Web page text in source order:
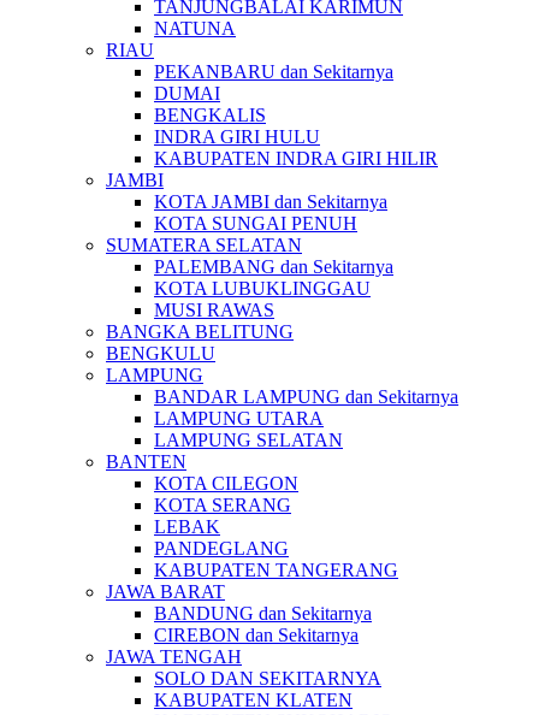
TANJUNGBALAI KARIMUN
NATUNA
RIAU
PEKANBARU dan Sekitarnya
DUMAI
BENGKALIS
INDRA GIRI HULU
KABUPATEN INDRA GIRI HILIR
JAMBI
KOTA JAMBI dan Sekitarnya
KOTA SUNGAI PENUH
SUMATERA SELATAN
PALEMBANG dan Sekitarnya
KOTA LUBUKLINGGAU
MUSI RAWAS
BANGKA BELITUNG
BENGKULU
LAMPUNG
BANDAR LAMPUNG dan Sekitarnya
LAMPUNG UTARA
LAMPUNG SELATAN
BANTEN
KOTA CILEGON
KOTA SERANG
LEBAK
PANDEGLANG
KABUPATEN TANGERANG
JAWA BARAT
BANDUNG dan Sekitarnya
CIREBON dan Sekitarnya
JAWA TENGAH
SOLO DAN SEKITARNYA
KABUPATEN KLATEN